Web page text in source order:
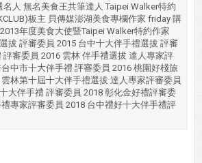
名人 無名美食王共筆達人 Taipei Walker特約
板主 貝傳媒澎湖美食專欄作家 friday 購
年度美食大使暨Taipei Walker特約作家
拔 評審委員 2015 台中十大伴手禮選拔 評審
評審委員 2016 雲林 伴手禮選拔 達人專家評
中市十大伴手禮 評審委員 2016 桃園好棧旅
林第十屆十大伴手禮選拔 達人專家評審委員
大伴手禮 評審委員 2018 彰化金好禮評審委
專家評審委員 2018 台中禮好十大伴手禮評